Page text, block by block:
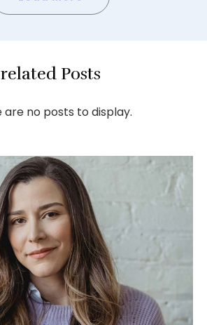
related Posts